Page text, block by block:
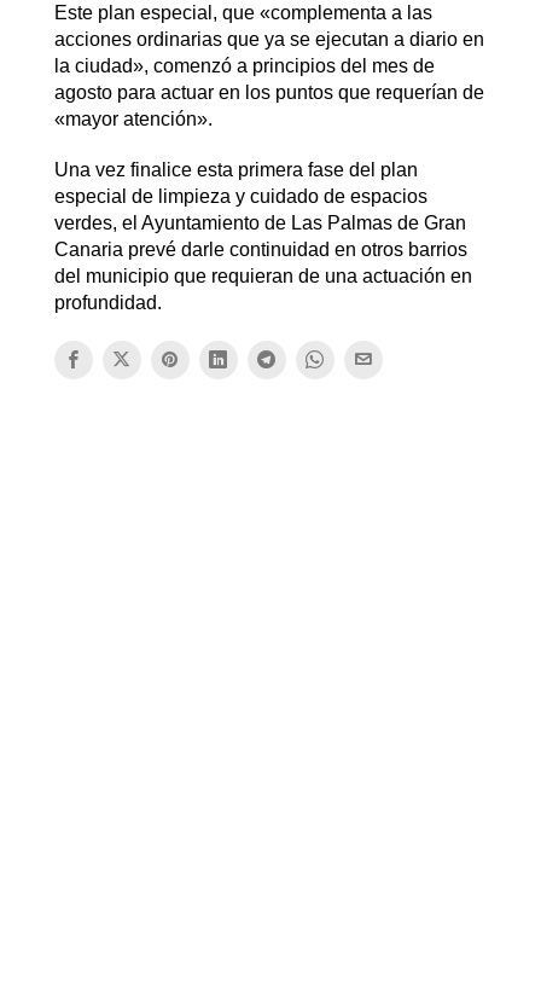
Este plan especial, que «complementa a las
acciones ordinarias que ya se ejecutan a diario en
la ciudad», comenzó a principios del mes de
agosto para actuar en los puntos que requerían de
«mayor atención».
Una vez finalice esta primera fase del plan
especial de limpieza y cuidado de espacios
verdes, el Ayuntamiento de Las Palmas de Gran
Canaria prevé darle continuidad en otros barrios
del municipio que requieran de una actuación en
profundidad.